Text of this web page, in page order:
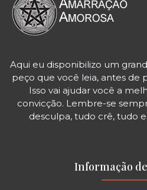
Aqui eu disponibilizo um
peço que você leia, antes de
Isso vai ajudar você a
convicção. Lembre-se
desculpa, tudo crê, tudo
Informação